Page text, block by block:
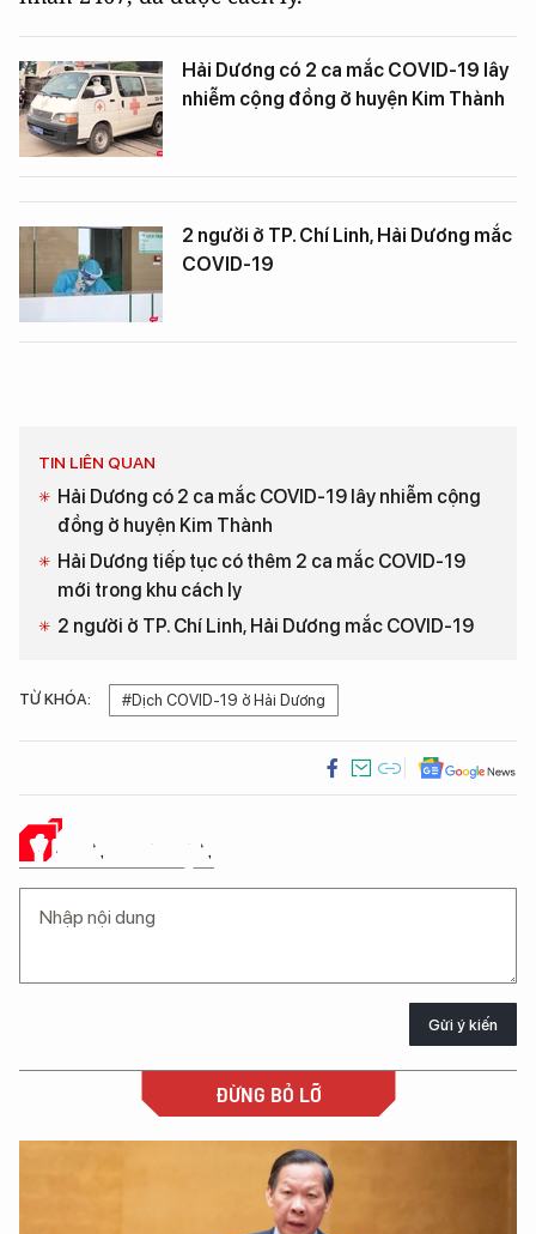
Hải Dương có 2 ca mắc COVID-19 lây
nhiễm cộng đồng ở huyện Kim Thành
2 người ở TP. Chí Linh, Hải Dương mắc
COVID-19
TIN LIÊN QUAN
Hải Dương có 2 ca mắc COVID-19 lây nhiễm cộng
đồng ở huyện Kim Thành
Hải Dương tiếp tục có thêm 2 ca mắc COVID-19
mới trong khu cách ly
2 người ở TP. Chí Linh, Hải Dương mắc COVID-19
TỪ KHÓA: #Dịch COVID-19 ở Hải Dương
Ý KIẾN CỦA BẠN
Gửi ý kiến
ĐỪNG BỎ LỠ